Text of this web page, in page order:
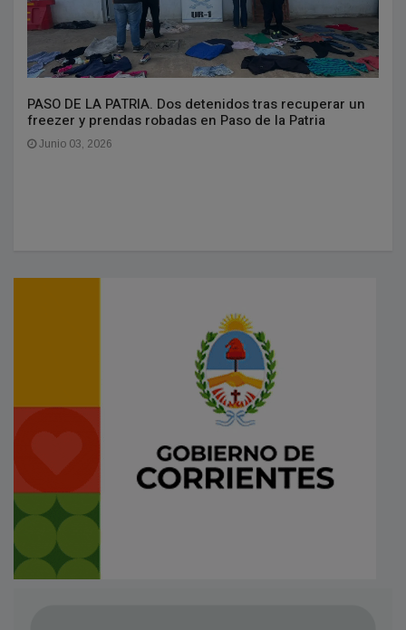
PASO DE LA PATRIA. Dos detenidos tras recuperar un
freezer y prendas robadas en Paso de la Patria
Junio 03, 2026